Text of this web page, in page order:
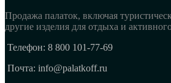
Продажа палаток, включая
другие изделия для отдыха и
Телефон: 8 800 101-77-69
Почта: info@palatkoff.ru